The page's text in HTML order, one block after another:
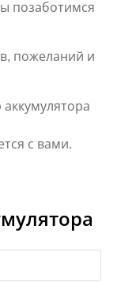
позаботимся
пожеланий и
с вами.